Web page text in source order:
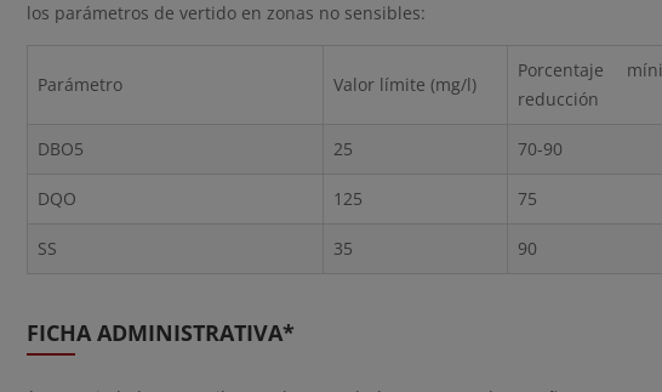
los parámetros de vertido en zonas no sensibles:
Parámetro Valor límite (mg/l)
Porcentaje
reducción
DBO5 25 70-90
DQO 125 75
SS 35 90
FICHA ADMINISTRATIVA*